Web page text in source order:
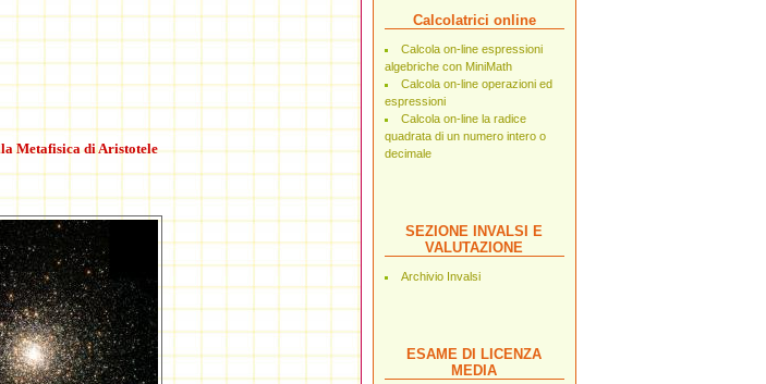
Calcolatrici online
Calcola on-line espressioni
algebriche con MiniMath
Calcola on-line operazioni ed
espressioni
Calcola on-line la radice
quadrata di un numero intero o
decimale
SEZIONE INVALSI E
VALUTAZIONE
Archivio Invalsi
ESAME DI LICENZA
MEDIA
Metafisica di Aristotele